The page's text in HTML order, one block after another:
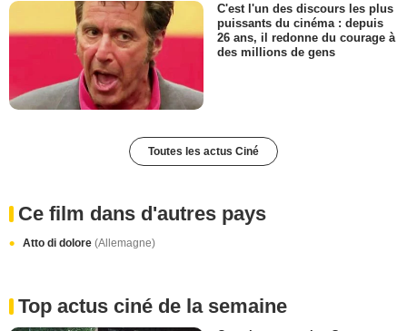
C'est l'un des discours les plus
puissants du cinéma : depuis
26 ans, il redonne du courage à
des millions de gens
Toutes les actus Ciné
Ce film dans d'autres pays
Atto di dolore (Allemagne)
Top actus ciné de la semaine